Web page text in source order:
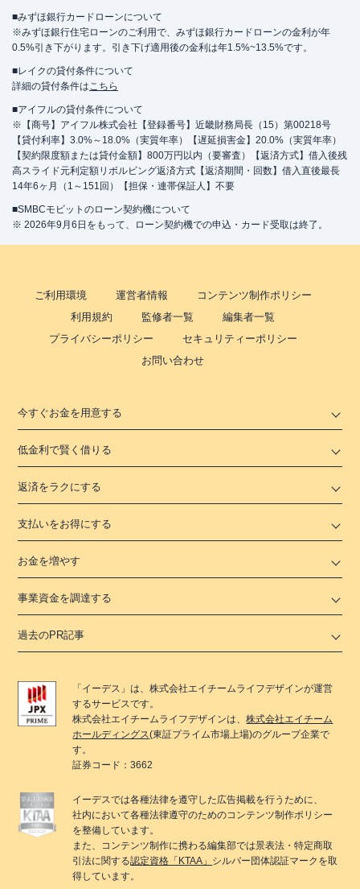
■みずほ銀行カードローンについて
※みずほ銀行住宅ローンのご利用で、みずほ銀行カードローンの金利が年
0.5%引き下がります。引き下げ適用後の金利は年1.5%~13.5%です。
■レイクの貸付条件について
詳細の貸付条件はこちら
■アイフルの貸付条件について
※【商号】アイフル株式会社【登録番号】近畿財務局長（15）第00218号
【貸付利率】3.0%～18.0%（実質年率）【遅延損害金】20.0%（実質年率）
【契約限度額または貸付金額】800万円以内（要審査）【返済方式】借入後残
高スライド元利定額リボルビング返済方式【返済期間・回数】借入直後最長
14年6ヶ月（1～151回）【担保・連帯保証人】不要
■SMBCモビットのローン契約機について
※ 2026年9月6日をもって、ローン契約機での申込・カード受取は終了。
ご利用環境 運営者情報
コンテンツ制作ポリシー
利用規約
監修者一覧
編集者一覧
プライバシーポリシー
セキュリティーポリシー
お問い合わせ
今すぐお金を用意する
低金利で賢く借りる
返済をラクにする
支払いをお得にする
お金を増やす
事業資金を調達する
過去のPR記事
「 イーデス 」は、株式会社エイチームライフデザインが運営
するサービスです。
株式会社エイチームライフデザインは、株式会社エイチーム
ホールディングス(東証プライム市場上場)のグループ企業で
す。
証券コード：3662
イーデスでは各種法律を遵守した広告掲載を行うために、
社内において各種法律遵守のためのコンテンツ制作ポリシー
を整備しています。
また、コンテンツ制作に携わる編集部では景表法・特定商取
引法に関する認定資格「KTAA」 シルバー団体認証マークを取
得しています。